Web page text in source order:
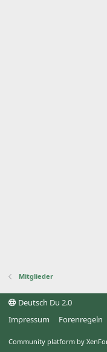
Mitglieder
Deutsch Du 2.0
Impressum
Forenregeln
Community platform by